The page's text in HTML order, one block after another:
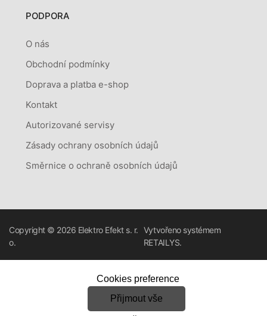
PODPORA
O nás
Obchodní podmínky
Doprava a platba e-shop
Kontakt
Autorizované servisy
Zásady ochrany osobních údajů
Směrnice o ochraně osobních údajů
Copyright © 2026 Elektro Efekt s. r.
o.
Vytvořeno systémem
RETAILYS.
Cookies preference
Přijmout vše